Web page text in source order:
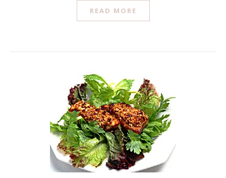
READ MORE